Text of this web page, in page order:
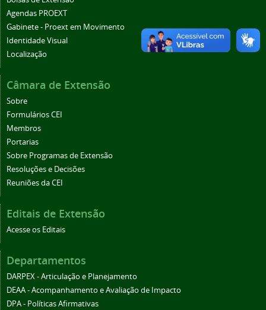
Agendas PROEXT
Gabinete - Proext em Movimento
Identidade Visual
Localização
Câmara de Extensão
Sobre
Formulários CEI
Membros
Portarias
Sobre Programas de Extensão
Resoluções e Decisões
Reuniões da CEI
Editais de Extensão
Acesse os Editais
Departamentos
DARPEX - Articulação e Planejamento
DEAA - Acompanhamento e Avaliação de Impacto
DPA - Políticas Afirmativas